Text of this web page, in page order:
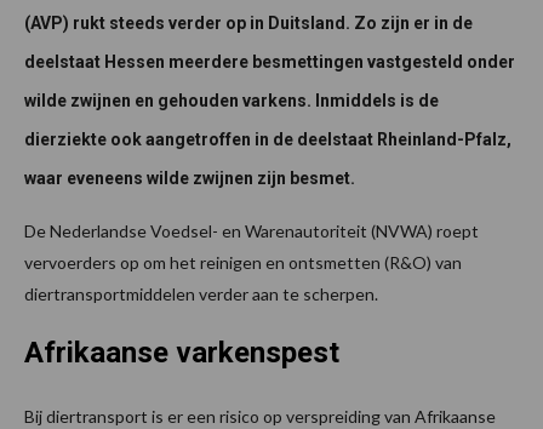
(AVP) rukt steeds verder op in Duitsland. Zo zijn er in de
deelstaat Hessen meerdere besmettingen vastgesteld onder
wilde zwijnen en gehouden varkens. Inmiddels is de
dierziekte ook aangetroffen in de deelstaat Rheinland-Pfalz,
waar eveneens wilde zwijnen zijn besmet.
De Nederlandse Voedsel- en Warenautoriteit (NVWA) roept
vervoerders op om het reinigen en ontsmetten (R&O) van
diertransportmiddelen verder aan te scherpen.
Afrikaanse varkenspest
Bij diertransport is er een risico op verspreiding van Afrikaanse